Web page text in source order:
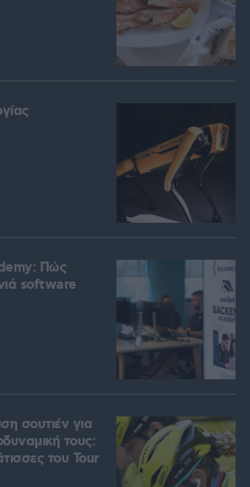
Πώς
software
σουτιέν για
τους:
του Tour